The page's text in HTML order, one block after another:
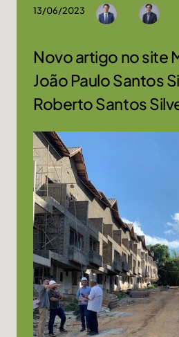
13/06/2023
Novo artigo no site
João Paulo Santos
Roberto Santos